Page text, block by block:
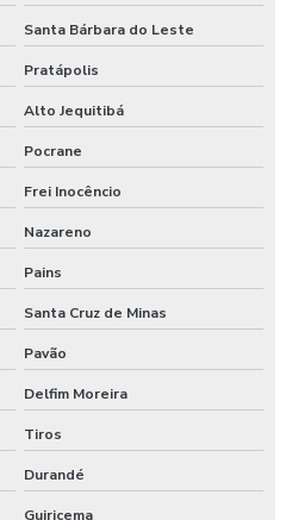
Santa Bárbara do Leste
Pratápolis
Alto Jequitibá
Pocrane
Frei Inocêncio
Nazareno
Pains
Santa Cruz de Minas
Pavão
Delfim Moreira
Tiros
Durandé
Guiricema